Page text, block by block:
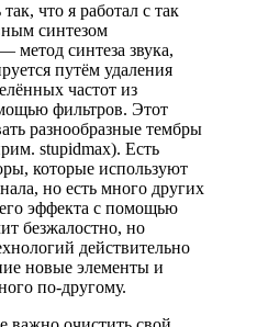
что я работал с так
синтезом
метод синтеза звука,
путём удаления
частот из
фильтров. Этот
разнообразные тембры
stupidmax). Есть
которые используют
но есть много других
эффекта с помощью
безжалостно, но
действительно
новые элементы и
по-другому.